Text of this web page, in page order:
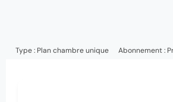
Type : Plan chambre unique Abonnement :